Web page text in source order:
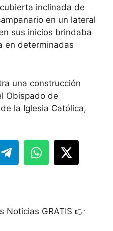
inclinada de
en un lateral
sus inicios brindaba
en determinadas
una construcción
Obispado de
la Iglesia Católica,
Noticias GRATIS 👉